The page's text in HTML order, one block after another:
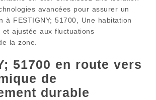
avancées pour assurer un
à FESTIGNY; 51700, Une habitation
ajustée aux fluctuations
la zone.
51700 en route vers
de
durable